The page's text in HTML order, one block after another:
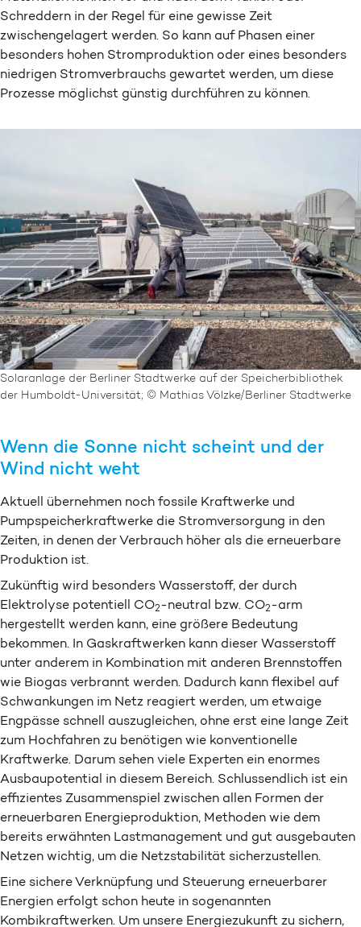
Schreddern in der Regel für eine gewisse Zeit
zwischengelagert werden. So kann auf Phasen einer
besonders hohen Stromproduktion oder eines besonders
niedrigen Stromverbrauchs gewartet werden, um diese
Prozesse möglichst günstig durchführen zu können.
Solaranlage der Berliner Stadtwerke auf der Speicherbibliothek
der Humboldt-Universität; © Mathias Völzke/Berliner Stadtwerke
Wenn die Sonne nicht scheint und der
Wind nicht weht
Aktuell übernehmen noch fossile Kraftwerke und
Pumpspeicherkraftwerke die Stromversorgung in den
Zeiten, in denen der Verbrauch höher als die erneuerbare
Produktion ist.
Zukünftig wird besonders Wasserstoff, der durch
Elektrolyse potentiell CO2-neutral bzw. CO2-arm
hergestellt werden kann, eine größere Bedeutung
bekommen. In Gaskraftwerken kann dieser Wasserstoff
unter anderem in Kombination mit anderen Brennstoffen
wie Biogas verbrannt werden. Dadurch kann flexibel auf
Schwankungen im Netz reagiert werden, um etwaige
Engpässe schnell auszugleichen, ohne erst eine lange Zeit
zum Hochfahren zu benötigen wie konventionelle
Kraftwerke. Darum sehen viele Experten ein enormes
Ausbaupotential in diesem Bereich. Schlussendlich ist ein
effizientes Zusammenspiel zwischen allen Formen der
erneuerbaren Energieproduktion, Methoden wie dem
bereits erwähnten Lastmanagement und gut ausgebauten
Netzen wichtig, um die Netzstabilität sicherzustellen.
Eine sichere Verknüpfung und Steuerung erneuerbarer
Energien erfolgt schon heute in sogenannten
Kombikraftwerken. Um unsere Energiezukunft zu sichern,